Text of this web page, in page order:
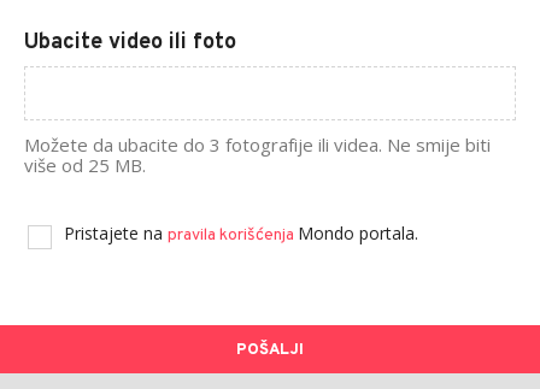
Ubacite video ili foto
Možete da ubacite do 3 fotografije ili videa. Ne smije biti
više od 25 MB.
Pristajete na pravila korišćenja Mondo portala.
POŠALJI